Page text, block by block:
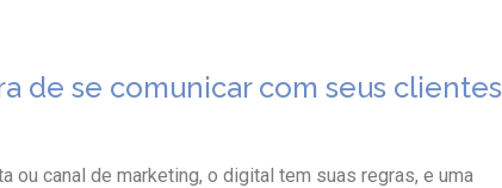
de se comunicar com seus clientes
ou canal de marketing, o digital tem suas regras, e uma